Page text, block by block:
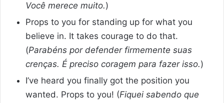
Você merece muito.)
Props to you for standing up for what you
believe in. It takes courage to do that.
(Parabéns por defender firmemente suas
crenças. É preciso coragem para fazer isso.)
I’ve heard you finally got the position you
wanted. Props to you! (Fiquei sabendo que